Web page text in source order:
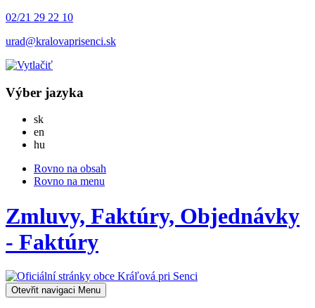
02/21 29 22 10
urad@kralovaprisenci.sk
Výber jazyka
skSlovensky
en
hu
Rovno na obsah
Rovno na menu
Zmluvy, Faktúry, Objednávky
- Faktúry
Otevřit navigaci Menu